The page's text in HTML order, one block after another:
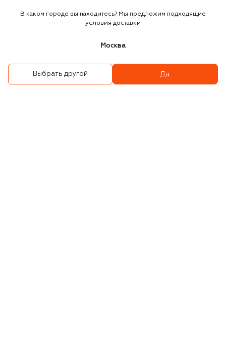
В каком городе вы находитесь? Мы предложим подходящие
условия доставки
Москва
Выбрать другой Да